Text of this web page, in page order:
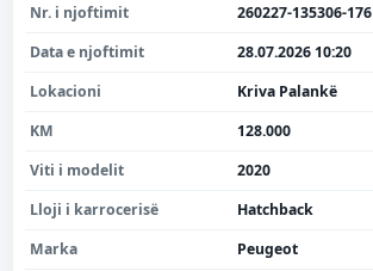
Nr. i njoftimit
260227-135306-176
Data e njoftimit
28.07.2026 10:20
Lokacioni
Kriva Palankë
KM
128.000
Viti i modelit
2020
Lloji i karrocerisë
Hatchback
Marka
Peugeot